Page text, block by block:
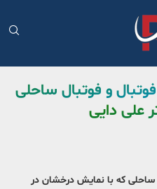
و فوتبال ساحلی
علی دایی
ساحلی که با نمایش درخشان در